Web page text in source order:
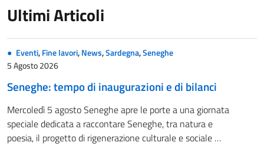
Ultimi Articoli
Eventi,Fine lavori,News,Sardegna,Seneghe
5 Agosto 2026
Seneghe: tempo di inaugurazioni e di bilanci
Mercoledì 5 agosto Seneghe apre le porte a una giornata
speciale dedicata a raccontare Seneghe, tra natura e
poesia, il progetto di rigenerazione culturale e sociale …